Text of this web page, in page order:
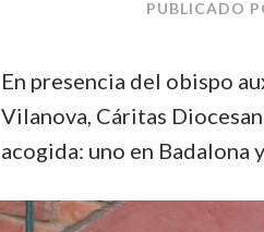
PUBLICADO
En presencia del obispo
Vilanova, Cáritas
acogida: uno en Badalona